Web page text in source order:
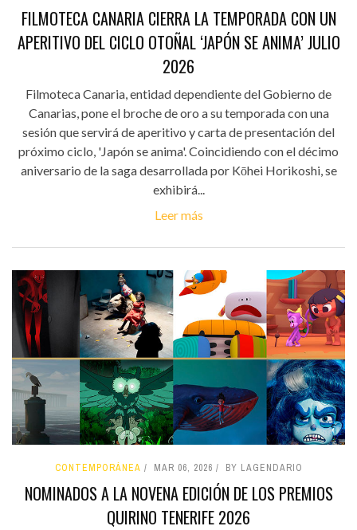
FILMOTECA CANARIA CIERRA LA TEMPORADA CON UN
APERITIVO DEL CICLO OTOÑAL ‘JAPÓN SE ANIMA’ JULIO
2026
Filmoteca Canaria, entidad dependiente del Gobierno de
Canarias, pone el broche de oro a su temporada con una
sesión que servirá de aperitivo y carta de presentación del
próximo ciclo, 'Japón se anima'. Coincidiendo con el décimo
aniversario de la saga desarrollada por Kōhei Horikoshi, se
exhibirá...
Leer más
CONTEMPORÁNEA MAR 06, 2026 BY LAGENDARIO
NOMINADOS A LA NOVENA EDICIÓN DE LOS PREMIOS
QUIRINO TENERIFE 2026